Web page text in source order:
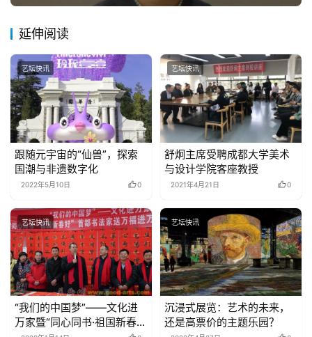
延伸阅读
艺坛快讯
跟随元宇宙的“仙兽”，探索
国潮与非遗数字化
2022年5月10日 0
艺坛快讯
舒炯主席受聘成都大学美术
与设计学院客座教授
2021年4月21日 0
艺坛快讯
“我们的中国梦”——文化进
万家暨“同心同书·祖国新春
艺坛快讯
沉浸式展览：艺术的未来，
还是高票价的主题乐园？